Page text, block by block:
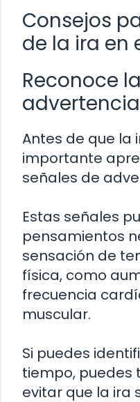
Consejos
de la ira en
Reconoce
advertencia
Antes de que la
importante
señales de
Estas señales
pensamientos
sensación de
física, como
frecuencia
muscular.
Si puedes
tiempo,
evitar que la ira